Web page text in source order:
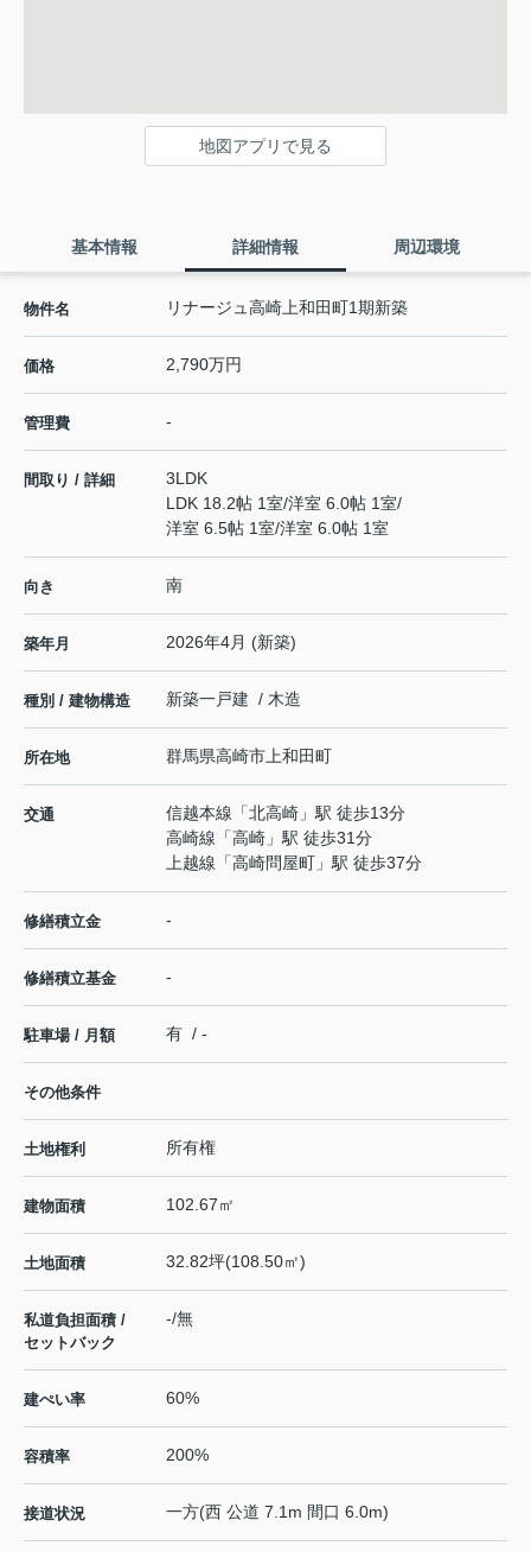
地図アプリで見る
基本情報 詳細情報 周辺環境
物件名 リナージュ高崎上和田町1期新築
価格 2,790万円
管理費 -
間取り / 詳細
3LDK
LDK 18.2帖 1室/洋室 6.0帖 1室/
洋室 6.5帖 1室/洋室 6.0帖 1室
向き 南
築年月 2026年4月 (新築)
種別 / 建物構造 新築一戸建 / 木造
所在地 群馬県高崎市 上和田町
交通 信越本線 「北高崎 」駅 徒歩13分
高崎線 「高崎 」駅 徒歩31分
上越線 「高崎問屋町 」駅 徒歩37分
修繕積立金 -
修繕積立基金 -
駐車場 / 月額 有 / -
その他条件
土地権利 所有権
建物面積 102.67㎡
土地面積 32.82坪(108.50㎡)
私道負担面積 /
セットバック
-/無
建ぺい率 60%
容積率 200%
接道状況 一方(西 公道 7.1m 間口 6.0m)